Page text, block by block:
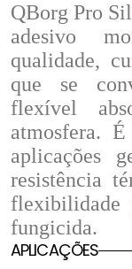
QBorg Pro
adesivo
qualidade,
que se
flexível
atmosfera.
aplicações
resistência
flexibilidade
fungicida.
APLICAÇÕES